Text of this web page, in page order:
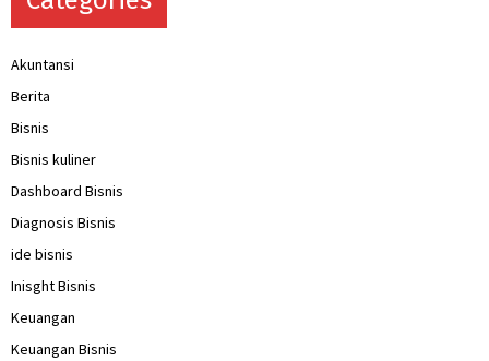
Akuntansi
Berita
Bisnis
Bisnis kuliner
Dashboard Bisnis
Diagnosis Bisnis
ide bisnis
Inisght Bisnis
Keuangan
Keuangan Bisnis